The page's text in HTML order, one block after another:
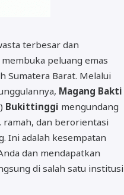
terbesar dan
peluang emas
Sumatera Barat. Melalui
Magang Bakti
) Bukittinggi mengundang
ramah, dan berorientasi
Ini adalah kesempatan
dan mendapatkan
di salah satu institusi